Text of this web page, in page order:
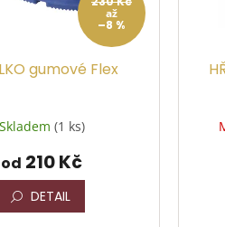
až
–8 %
gumové Flex
Skladem (1 ks)
od 210 Kč
DETAIL